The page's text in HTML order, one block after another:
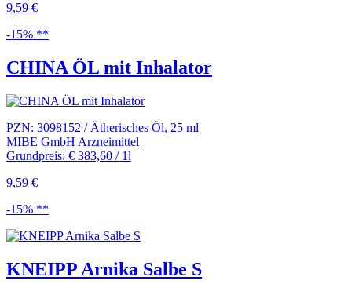
9,59 €
-15% **
CHINA ÖL mit Inhalator
PZN: 3098152 / Ätherisches Öl, 25 ml
MIBE GmbH Arzneimittel
Grundpreis: € 383,60 / 1l
9,59 €
-15% **
KNEIPP Arnika Salbe S